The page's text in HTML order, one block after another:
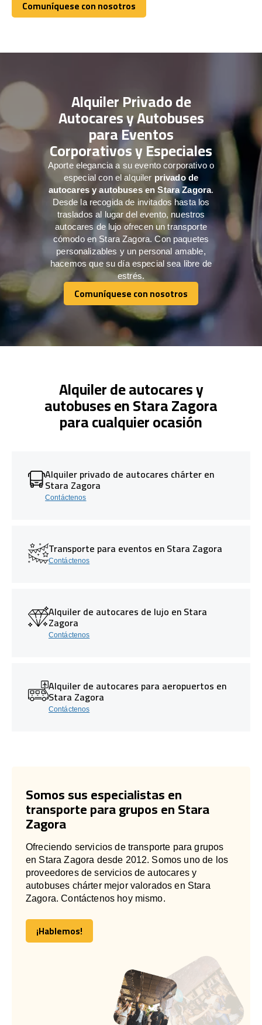
Comuníquese con nosotros
Comuníquese con nosotros
Alquiler Privado de
Autocares y Autobuses
para Eventos
Corporativos y Especiales
Aporte elegancia a su evento corporativo o
especial con el alquiler privado de
autocares y autobuses en Stara Zagora.
Desde la recogida de invitados hasta los
traslados al lugar del evento, nuestros
autocares de lujo ofrecen un transporte
cómodo en Stara Zagora. Con paquetes
personalizables y un personal amable,
hacemos que su día especial sea libre de
estrés.
Comuníquese con nosotros
Comuníquese con nosotros
Alquiler de autocares y
autobuses en Stara Zagora
para cualquier ocasión
Alquiler privado de autocares chárter en
Stara Zagora
Contáctenos
Transporte para eventos en Stara Zagora
Contáctenos
Alquiler de autocares de lujo en Stara
Zagora
Contáctenos
Alquiler de autocares para aeropuertos en
Stara Zagora
Contáctenos
Somos sus especialistas en
transporte para grupos en Stara
Zagora
Ofreciendo servicios de transporte para grupos
en Stara Zagora desde 2012. Somos uno de los
proveedores de servicios de autocares y
autobuses chárter mejor valorados en Stara
Zagora. Contáctenos hoy mismo.
¡Hablemos!
¡Hablemos!